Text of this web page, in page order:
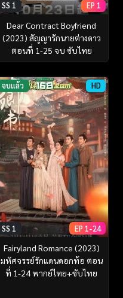
SS 1 EP 1
Dear Contract Boyfriend
(2023) สัญญารักนายต่างดาว
ตอนที่ 1-25 จบ ซับไทย
จบแล้ว HD
SS 1 EP 1-24
Fairyland Romance (2023)
มหัศจรรย์รักแดนดอกท้อ ตอน
ที่ 1-24 พากย์ไทย+ซับไทย